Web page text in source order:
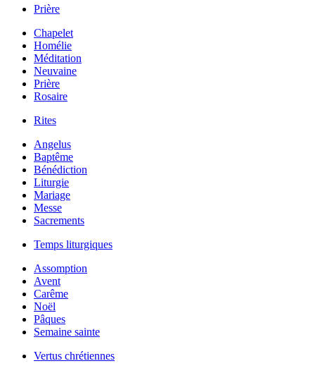
Prière
Chapelet
Homélie
Méditation
Neuvaine
Prière
Rosaire
Rites
Angelus
Baptême
Bénédiction
Liturgie
Mariage
Messe
Sacrements
Temps liturgiques
Assomption
Avent
Carême
Noël
Pâques
Semaine sainte
Vertus chrétiennes